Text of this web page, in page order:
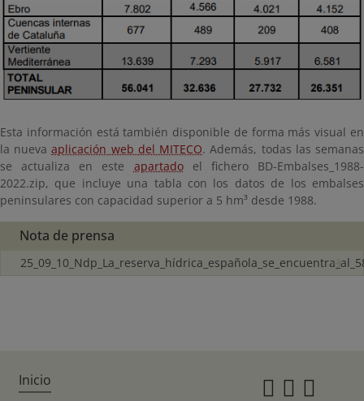
Esta información está también disponible de forma más visual en
la nuevaaplicación web del MITECO. Además, todas las semanas
se actualiza en este apartadoel fichero BD-Embalses_1988-
2022.zip, que incluye una tabla con los datos de los embalses
peninsulares con capacidad superior a 5 hm³ desde 1988.
Nota de prensa
Inicio